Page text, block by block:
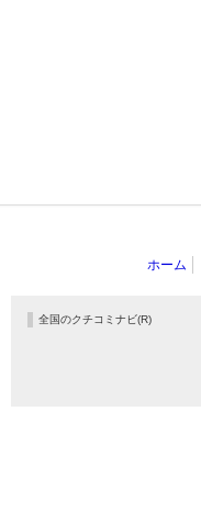
ホーム
全国のクチコミナビ(R)